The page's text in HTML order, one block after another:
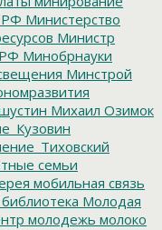
РФ Министерство
Министр
Минобрнауки
Минстрой
Михаил Озимок
семьи
мобильная связь
Молодая
молодежь молоко